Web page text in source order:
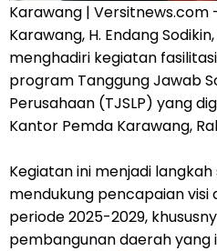
Karawang | Versitnews.com
Karawang, H. Endang Sodikin,
menghadiri kegiatan
program Tanggung Jawab
Perusahaan (TJSLP) yang
Kantor Pemda Karawang,
Kegiatan ini menjadi
mendukung pencapaian visi
periode 2025-2029,
pembangunan daerah yang